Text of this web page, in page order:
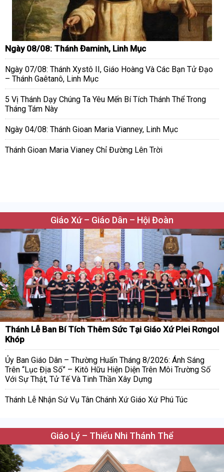
Ngày 08/08: Thánh Đaminh, Linh Mục
Ngày 07/08: Thánh Xystô II, Giáo Hoàng Và Các Bạn Tử Đạo
– Thánh Gaêtanô, Linh Mục
5 Vị Thánh Dạy Chúng Ta Yêu Mến Bí Tích Thánh Thể Trong
Tháng Tám Này
Ngày 04/08: Thánh Gioan Maria Vianney, Linh Mục
Thánh Gioan Maria Vianey Chỉ Đường Lên Trời
Giáo Xứ – Giáo Dân – Hội Đoàn
Thánh Lễ Ban Bí Tích Thêm Sức Tại Giáo Xứ Plei Rơngol
Khóp
Ủy Ban Giáo Dân – Thường Huấn Tháng 8/2026: Ánh Sáng
Trên “Lục Địa Số” – Kitô Hữu Hiện Diện Trên Môi Trường Số
Với Sự Thật, Tử Tế Và Tinh Thần Xây Dựng
Thánh Lễ Nhận Sứ Vụ Tân Chánh Xứ Giáo Xứ Phú Túc
Giáo Lý – Thiếu Nhi Thánh Thể